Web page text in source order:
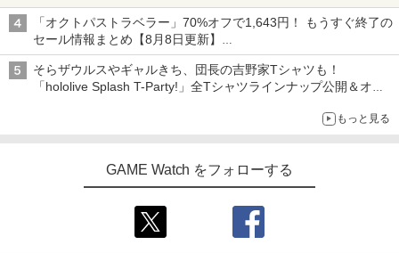
「オクトパストラベラー」70%オフで1,643円！ もうすぐ終了の
セール情報まとめ【8月8日更新】
ニンテンドーeショップでは「大神 絶景版」が67%オフで990円
そらザウルスやギャルきち、団長の吉野家Tシャツも！
「hololive Splash T-Party!」全Tシャツラインナップ公開＆オン
もっと見る
GAME Watch をフォローする